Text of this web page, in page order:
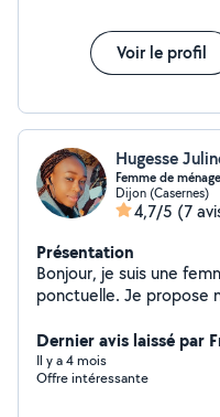
Voir le profil
Hugesse
Femme de ménage
Dijon (Casernes)
4,7/5 (7
Présentation
Bonjour, je suis une
ponctuelle. Je propose
jours. A l'écoute de vos
satisfaction n'hésitez
Dernier avis laissé par
Il y a 4 mois
Offre intéressante